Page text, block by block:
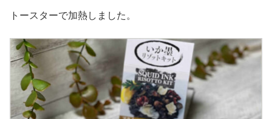
トースターで加熱しました。